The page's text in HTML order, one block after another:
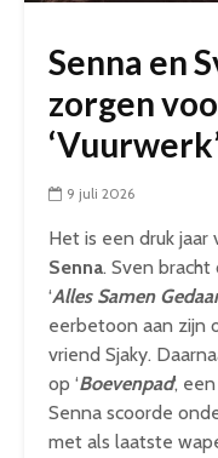
Senna en
zorgen
9 juli 2026
Het is een druk jaar
Senna. Sven
‘Alles Samen
eerbetoon aan zijn
vriend Sjaky.
op ‘Boevenpad‘,
Senna scoorde
met als laatste